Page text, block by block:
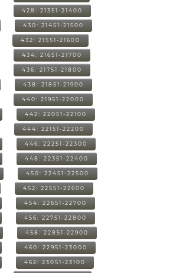
428: 21351-21400
430: 21451-21500
432: 21551-21600
434: 21651-21700
436: 21751-21800
438: 21851-21900
440: 21951-22000
442: 22051-22100
444: 22151-22200
446: 22251-22300
448: 22351-22400
450: 22451-22500
452: 22551-22600
454: 22651-22700
456: 22751-22800
458: 22851-22900
460: 22951-23000
462: 23051-23100